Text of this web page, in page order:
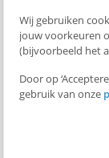
Wij gebruiken
jouw voorkeuren
(bijvoorbeeld het
Door op
gebruik van onze
h